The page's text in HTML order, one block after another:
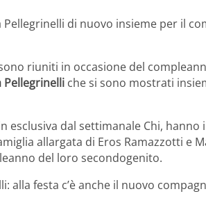
Pellegrinelli di nuovo insieme per il
riuniti in occasione del
Pellegrinelli che si sono mostrati
esclusiva dal settimanale Chi,
allargata di Eros Ramazzotti e
del loro secondogenito.
alla festa c’è anche il nuovo